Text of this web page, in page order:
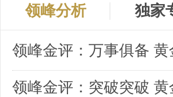
领峰分析 独家
领峰金评：突破突破